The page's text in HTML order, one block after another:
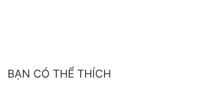
BẠN CÓ THỂ THÍCH